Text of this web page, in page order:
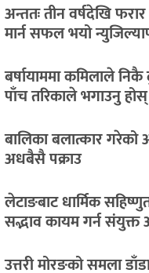
अन्ततः तीन वर्षदेखि
मार्न सफल भयो
बर्षायाममा कमिलाले
पाँच तरिकाले भगाउनु होस्
बालिका बलात्कार गरेको
अधबैसै पक्राउ
लेटाङबाट धार्मिक
सद्भाव कायम गर्न संयुक्त
उत्तरी मोरङको समला